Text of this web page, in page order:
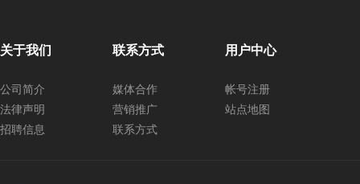
关于我们
公司简介
法律声明
招聘信息
联系方式
媒体合作
营销推广
联系方式
用户中心
帐号注册
站点地图